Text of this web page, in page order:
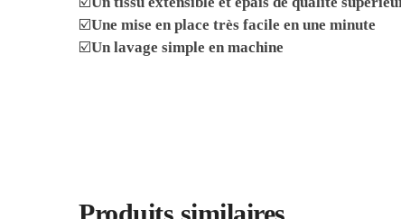
☑️Une mise en place très facile en une minute
☑️Un lavage simple en machine